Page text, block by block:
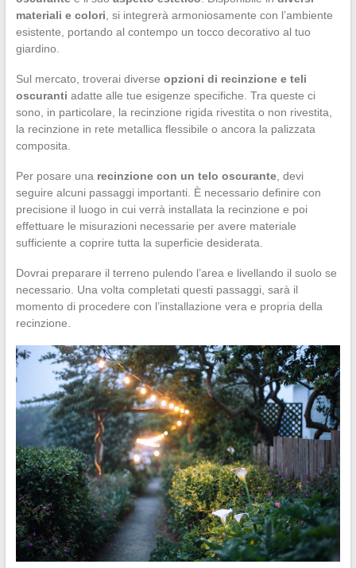
materiali e colori , si integrerà armoniosamente con l’ambiente
esistente, portando al contempo un tocco decorativo al tuo
giardino.
Sul mercato, troverai diverse opzioni di recinzione e teli
oscuranti adatte alle tue esigenze specifiche. Tra queste ci
sono, in particolare, la recinzione rigida rivestita o non rivestita,
la recinzione in rete metallica flessibile o ancora la palizzata
composita.
Per posare una recinzione con un telo oscurante, devi
seguire alcuni passaggi importanti. È necessario definire con
precisione il luogo in cui verrà installata la recinzione e poi
effettuare le misurazioni necessarie per avere materiale
sufficiente a coprire tutta la superficie desiderata.
Dovrai preparare il terreno pulendo l’area e livellando il suolo se
necessario. Una volta completati questi passaggi, sarà il
momento di procedere con l’installazione vera e propria della
recinzione.